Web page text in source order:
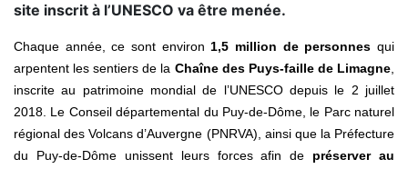
site inscrit à l’UNESCO va être menée.
Chaque année, ce sont environ 1,5 million de personnes qui
arpentent les sentiers de la Chaîne des Puys-faille de Limagne
inscrite au patrimoine mondial de l’UNESCO depuis le 2 juillet
2018. Le Conseil départemental du Puy-de-Dôme, le Parc naturel
régional des Volcans d’Auvergne (PNRVA), ainsi que la Préfecture
du Puy-de-Dôme unissent leurs forces afin de préserver au